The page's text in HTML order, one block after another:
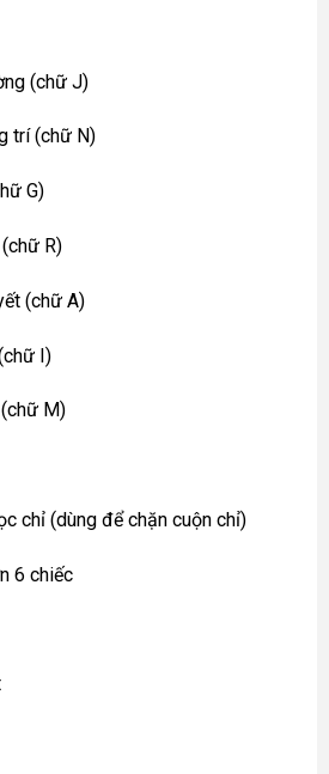
(chữ J)
trí (chữ N)
G)
R)
(chữ A)
I)
M)
(dùng để chặn cuộn chỉ)
chiếc